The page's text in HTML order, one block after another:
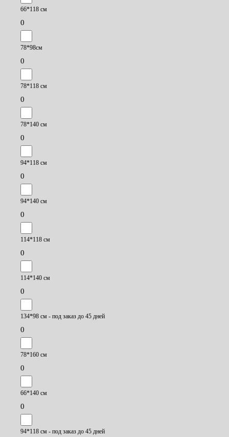
66*118 см
0
78*98см
0
78*118 см
0
78*140 см
0
94*118 см
0
94*140 см
0
114*118 см
0
114*140 см
0
134*98 см - под заказ до 45 дней
0
78*160 см
0
66*140 см
0
94*118 см - под заказ до 45 дней